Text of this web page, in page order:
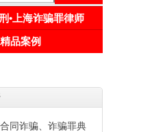
•上海诈骗罪律师
精品案例
同诈骗、诈骗罪典